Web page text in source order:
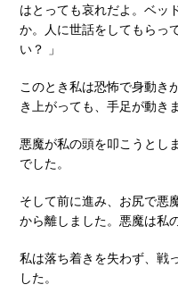
はとっても哀れだよ。ベッ
か。人に世話をしてもらっ
い？ 」
このとき私は恐怖で身動き
き上がっても、手足が動き
悪魔が私の頭を叩こうとし
でした。
そして前に進み、お尻で悪
から離しました。悪魔は私
私は落ち着きを失わず、戦
した。